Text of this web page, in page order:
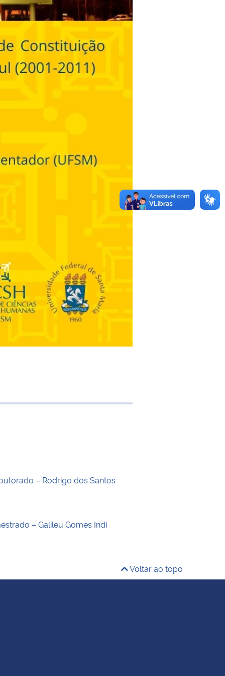
transferência
– Rodrigo dos Santos
– Galileu Gomes Indi
Voltar ao topo